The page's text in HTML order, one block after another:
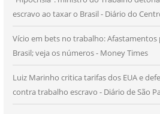
escravo ao taxar o Brasil - Diário do
Vício em bets no trabalho: Afastamentos
Brasil; veja os números - Money Times
Luiz Marinho critica tarifas dos EUA e
contra trabalho escravo - Diário de São